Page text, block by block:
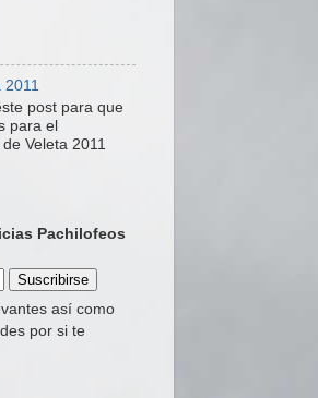
post para que
para el
Veleta 2011
Pachilofeos
así como
por si te